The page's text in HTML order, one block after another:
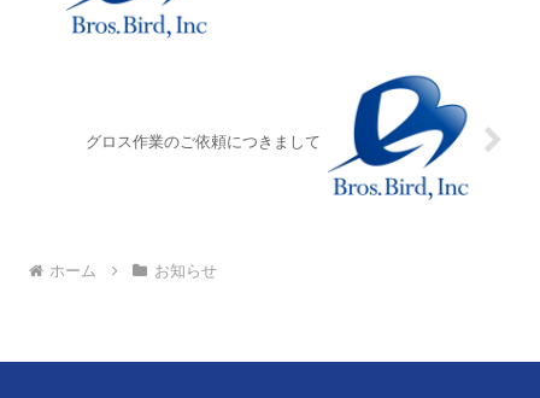
グロス作業のご依頼につきまして
ホーム お知らせ